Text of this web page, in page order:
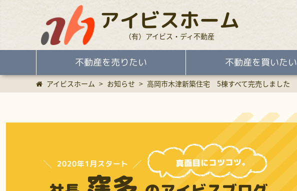
アイビスホーム
（有）アイビス・ディ不動産
不動産を売りたい 不動産を買いたい
アイビスホーム > お知らせ > 高岡市木津新築住宅 5棟すべて完売しました